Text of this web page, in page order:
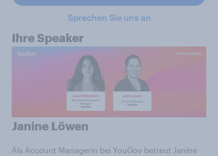
Sprechen Sie uns an
Ihre Speaker
Janine Löwen
Als Account Managerin bei YouGov betreut Janine